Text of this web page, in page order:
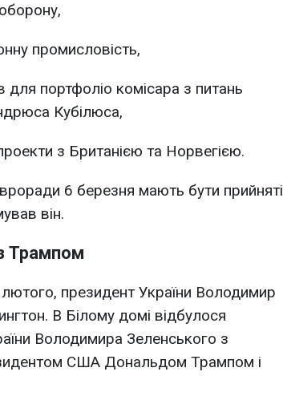
промисловість,
для портфоліо комісара з питань
Кубілюса,
з Британією та Норвегією.
6 березня мають бути прийняті
він.
Трампом
президент України Володимир
В Білому домі відбулося
Володимира Зеленського з
США Дональдом Трампом і